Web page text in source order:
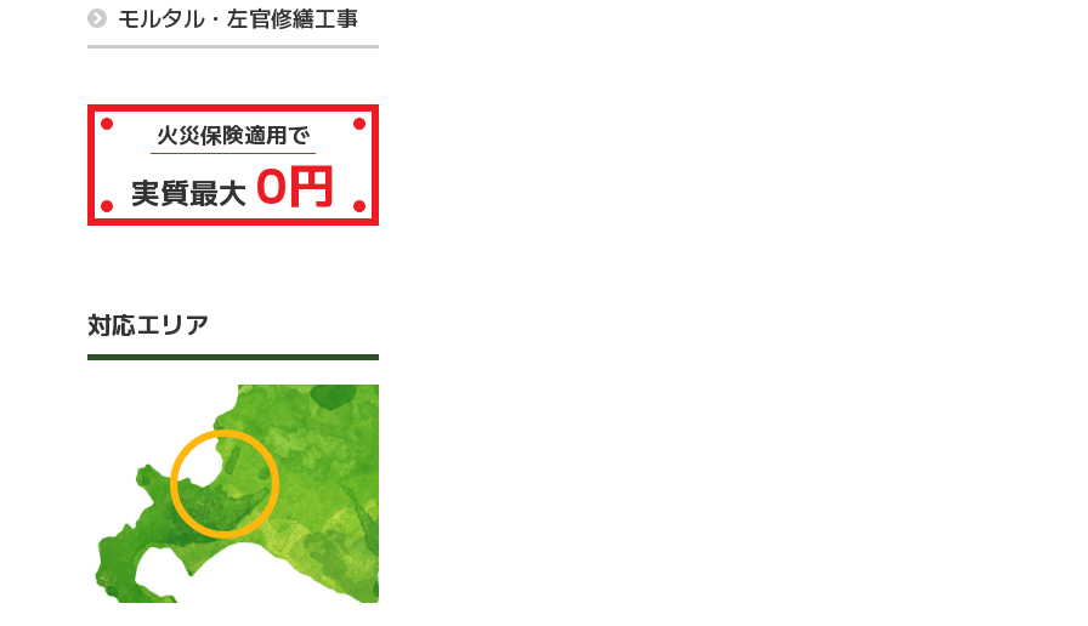
モルタル・左官修繕工事
火災保険適用で
実質最大 0円
対応エリア